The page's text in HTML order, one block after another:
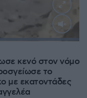
κενό στον νόμο
το
με εκατοντάδες